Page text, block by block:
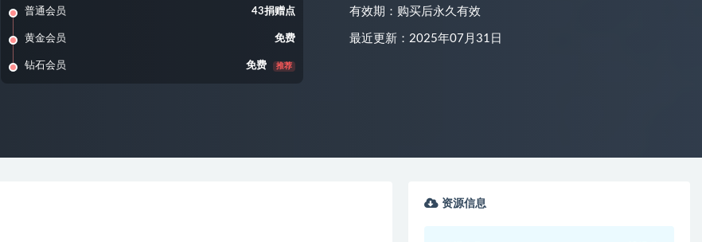
普通会员 43捐赠点
黄金会员 免费
钻石会员 免费 推荐
有效期：购买后永久有效
最近更新：2025年07月31日
资源信息